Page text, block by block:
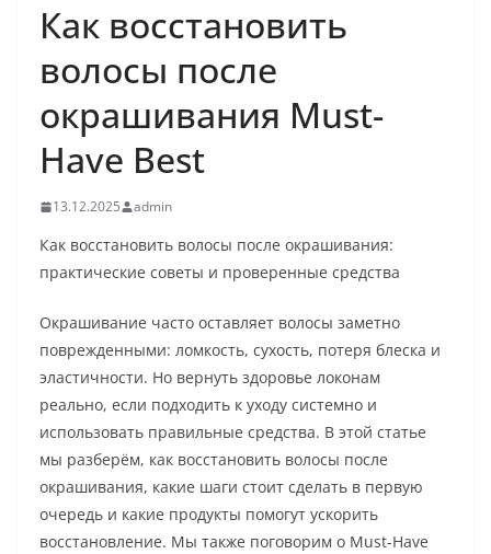
Как восстановить
волосы после
окрашивания Must-
Have Best
13.12.2025 admin
Как восстановить волосы после окрашивания:
практические советы и проверенные средства
Окрашивание часто оставляет волосы заметно
поврежденными: ломкость, сухость, потеря блеска и
эластичности. Но вернуть здоровье локонам
реально, если подходить к уходу системно и
использовать правильные средства. В этой статье
мы разберём, как восстановить волосы после
окрашивания, какие шаги стоит сделать в первую
очередь и какие продукты помогут ускорить
восстановление. Мы также поговорим о Must-Have